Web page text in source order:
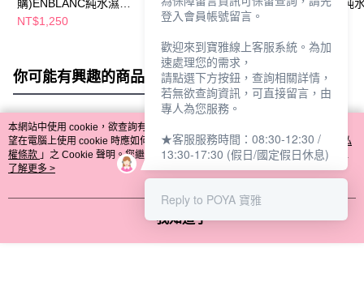
購)ENBLANC純水濕紙
巾70抽10包-珍珠
NT$1,250
購)ENBLANC純水濕紙
巾20抽12包-珍珠
NT$780
購)ENBLANC純
你可能有興趣的商品 全站排行
熱門標籤
本網站中使用 cookie，欲查詢有關本網站使用 cookie 方式之詳情，及若您不希
望在電腦上使用 cookie 時應如何變更電腦的 cookie 設定，請參閱本網站「
隱私
權條款 」之 Cookie 聲明。您繼續使用本網站即表示您同意本公司得按本網站使
用條款之 Cookie 聲明使用 cookie。
了解更多 >
我知道了
登入會員帳號留言。
歡迎來到寶雅線上客服系統。為加
速處理您的需求，
請點選下方按鈕，查詢相關詳情，
若無欲查詢資訊，可直接留言，由
專人為您服務。
★客服服務時間：08:30-12:30 /
13:30-17:30 (假日/國定假日休息)
Reply to POYA 寶雅